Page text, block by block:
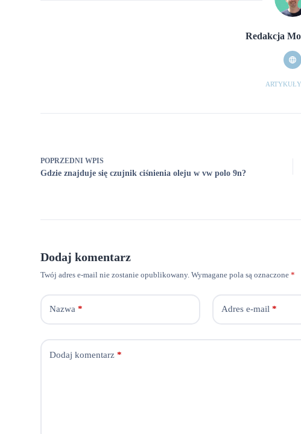
Redakcja
POPRZEDNIWPIS
Gdzie znajduje się czujnik ciśnienia oleju w vw polo 9n?
Dodaj komentarz
Twój adres e-mail nie zostanie opublikowany. Wymagane pola są oznaczone*
Nazwa * Adres e-mail *
Dodaj komentarz *